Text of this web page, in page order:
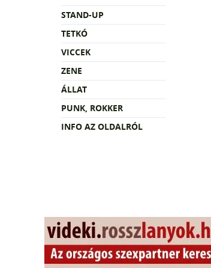
STAND-UP
TETKÓ
VICCEK
ZENE
ÁLLAT
PUNK, ROKKER
INFO AZ OLDALRÓL